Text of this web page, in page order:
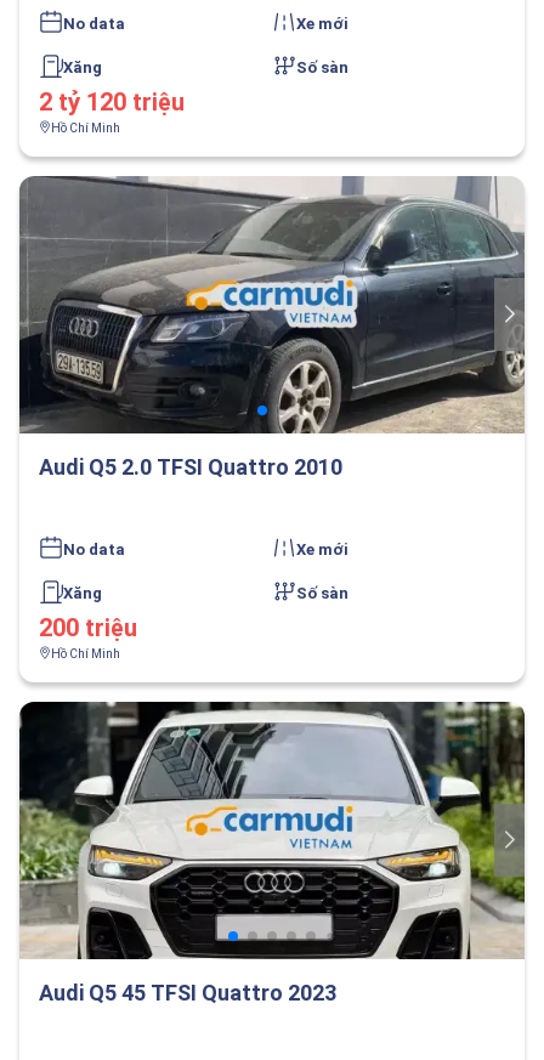
No data Xe mới
Xăng Số sàn
2 tỷ 120 triệu
Hồ Chí Minh
Audi Q5 2.0 TFSI Quattro 2010
No data Xe mới
Xăng Số sàn
200 triệu
Hồ Chí Minh
Audi Q5 45 TFSI Quattro 2023